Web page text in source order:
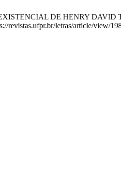
DE HENRY DAVID
revistas.ufpr.br/letras/article/view/